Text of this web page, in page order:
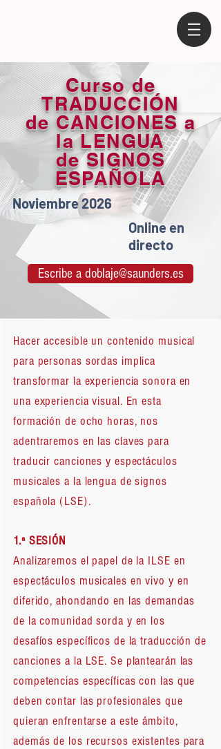
Hacer accesible un contenido musical
para personas sordas implica
transformar la experiencia sonora en
una experiencia visual. En esta
formación de ocho horas, nos
adentraremos en las claves para
traducir canciones y espectáculos
musicales a la lengua de signos
española (LSE).
1.ª SESIÓN
Analizaremos el papel de la ILSE en
espectáculos musicales en vivo y en
diferido, ahondando en las demandas
de la comunidad sorda y en los
desafíos específicos de la traducción de
canciones a la LSE. Se plantearán las
competencias específicas con las que
deben contar las profesionales que
quieran enfrentarse a este ámbito,
además de los recursos existentes para
Curso de
TRADUCCIÓN
de CANCIONES a
la LENGUA
de SIGNOS
ESPAÑOLA
Noviembre 2026
Online en
directo
Escribe a doblaje@saunders.es